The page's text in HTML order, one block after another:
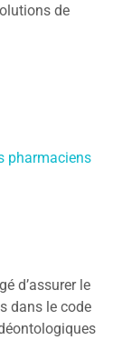
de
pharmaciens
d’assurer le
dans le code